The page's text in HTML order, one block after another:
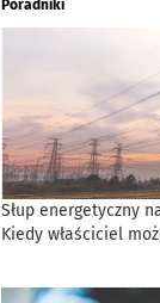
Poradniki
Słup energetyczny
Kiedy właściciel